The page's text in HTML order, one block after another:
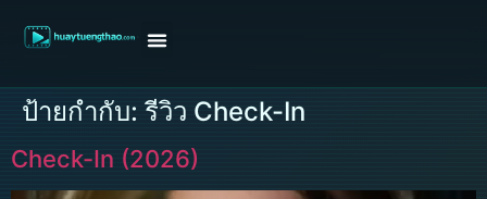
ป้ายกำกับ: รีวิว Check-In
Check-In (2026)